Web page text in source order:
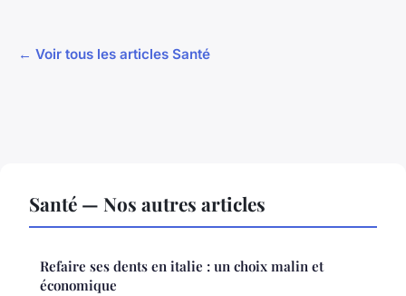
← Voir tous les articles Santé
Santé — Nos autres articles
Refaire ses dents en italie : un choix malin et
économique